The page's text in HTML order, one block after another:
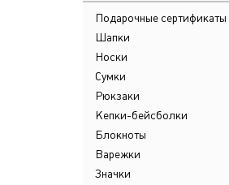
Подарочные сертификаты
Шапки
Носки
Сумки
Рюкзаки
Кепки-бейсболки
Блокноты
Варежки
Значки